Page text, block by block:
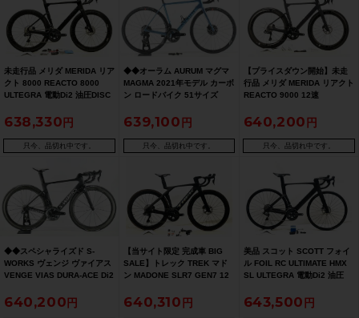
未走行品 メリダ MERIDA リア
クト 8000 REACTO 8000
ULTEGRA 電動Di2 油圧DISC
52(S)サイズ ブラック
638,330
只今、品切れ中です。
◆◆オーラム AURUM マグマ
MAGMA 2021年モデル カーボ
ン ロードバイク 51サイズ
R9150 11速 プーリーカスタム
り配送）
639,100
只今、品切れ中です。
【プライスダウン開始】未走
行品 メリダ MERIDA リアクト
REACTO 9000 12速
2025年 カーボンロードバイク
☆【お買い得SALE】
640,200
只今、品切れ中です。
◆◆スペシャライズド S-
WORKS ヴェンジ ヴァイアス
VENGE VIAS DURA-ACE Di2
ク 52サイズ 11速（サイクル
パラダイス大阪より配送）
640,200
【当サイト限定 完成車 BIG
SALE】トレック TREK マド
ン MADONE SLR7 GEN7 12
電動Di2 油圧DISC 2023年 カ
ーボンロードバイク 52サイズ
640,310
美品 スコット SCOTT フォイ
ル FOIL RC ULTIMATE HMX
SL ULTEGRA 電動Di2 油圧
バイク Mサイズ ブラック
643,500